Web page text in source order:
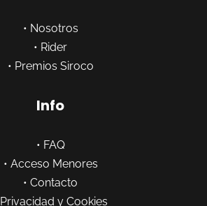
• Nosotros
• Rider
• Premios Siroco
Info
• FAQ
• Acceso Menores
• Contacto
Privacidad y Cookies